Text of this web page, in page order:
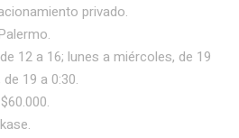
privado.
12 a 16; lunes a miércoles, de 19
19 a 0:30.